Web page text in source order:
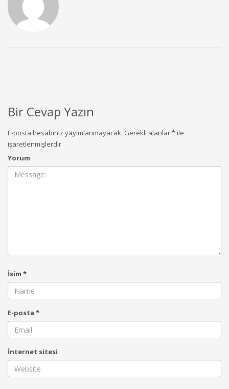
Bir Cevap Yazın
E-posta hesabınız yayımlanmayacak. Gerekli alanlar*ile
işaretlenmişlerdir
Yorum
İsim *
E-posta *
İnternet sitesi